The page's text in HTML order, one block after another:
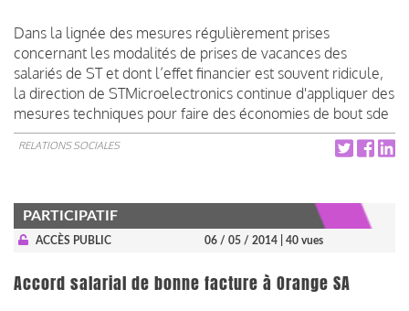
Dans la lignée des mesures régulièrement prises
concernant les modalités de prises de vacances des
salariés de ST et dont l’effet financier est souvent ridicule,
la direction de STMicroelectronics continue d'appliquer des
mesures techniques pour faire des économies de bout sde
RELATIONS SOCIALES
PARTICIPATIF
ACCÈS PUBLIC 06 / 05 / 2014 | 40 vues
Accord salarial de bonne facture à Orange SA